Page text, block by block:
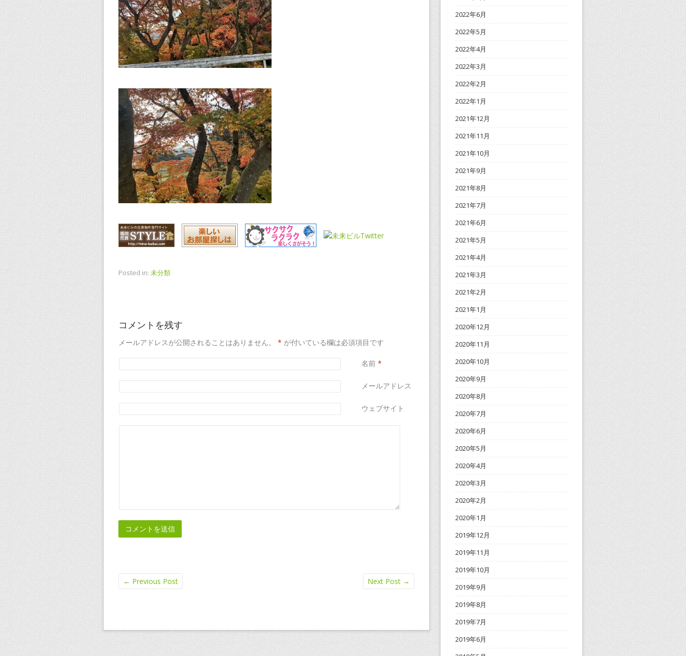
Posted in: 未分類
コメントを残す
メールアドレスが公開されることはありません。 * が付いている欄は必須項目です
名前 *
メールアドレス
ウェブサイト
← Previous Post Next Post →
2022年6月
2022年5月
2022年4月
2022年3月
2022年2月
2022年1月
2021年12月
2021年11月
2021年10月
2021年9月
2021年8月
2021年7月
2021年6月
2021年5月
2021年4月
2021年3月
2021年2月
2021年1月
2020年12月
2020年11月
2020年10月
2020年9月
2020年8月
2020年7月
2020年6月
2020年5月
2020年4月
2020年3月
2020年2月
2020年1月
2019年12月
2019年11月
2019年10月
2019年9月
2019年8月
2019年7月
2019年6月